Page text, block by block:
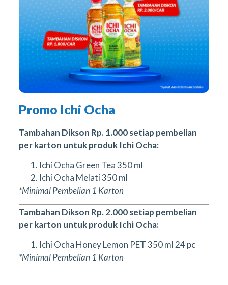
Promo Ichi Ocha
Tambahan Dikson Rp. 1.000 setiap pembelian
per karton untuk produk Ichi Ocha:
Ichi Ocha Green Tea 350 ml
Ichi Ocha Melati 350 ml
*Minimal Pembelian 1 Karton
Tambahan Dikson Rp. 2.000 setiap pembelian
per karton untuk produk Ichi Ocha:
Ichi Ocha Honey Lemon PET 350 ml 24 pc
*Minimal Pembelian 1 Karton